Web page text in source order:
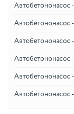
Автобетононасос
Автобетононасос
Автобетононасос
Автобетононасос
Автобетононасос
Автобетононасос